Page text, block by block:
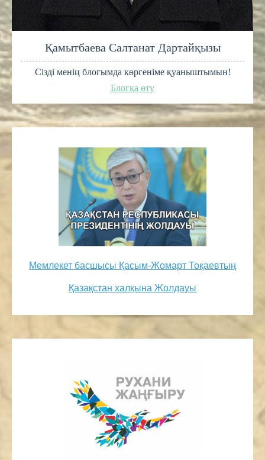
Қамытбаева Салтанат Дартайқызы
Сізді менің блогымда көргеніме қуаныштымын!
Блогқа өту
Мемлекет басшысы Қасым-Жомарт Тоқаевтың
Қазақстан халқына Жолдауы